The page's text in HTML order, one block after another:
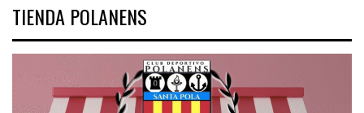
TIENDA POLANENS